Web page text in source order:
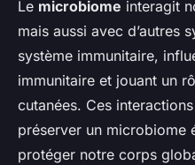
Le microbiome interagit
mais aussi avec d’autres
système immunitaire,
immunitaire et jouant un
cutanées. Ces
préserver un microbiome
protéger notre corps